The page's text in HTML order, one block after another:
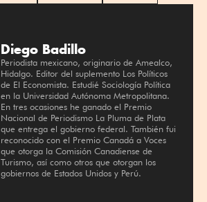
Diego Badillo
Periodista mexicano, originario de Amealco,
Hidalgo. Editor del suplemento Los Políticos
de El Economista. Estudié Sociología Política
en la Universidad Autónoma Metropolitana.
En tres ocasiones he ganado el Premio
Nacional de Periodismo La Pluma de Plata
que entrega el gobierno federal. También fui
reconocido con el Premio Canadá a Voces
que otorga la Comisión Canadiense de
Turismo, así como otros que otorgan los
gobiernos de Estados Unidos y Perú.